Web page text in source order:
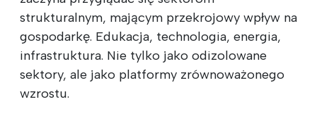
strukturalnym, mającym przekrojowy wpływ na
gospodarkę. Edukacja, technologia, energia,
infrastruktura. Nie tylko jako odizolowane
sektory, ale jako platformy zrównoważonego
wzrostu.